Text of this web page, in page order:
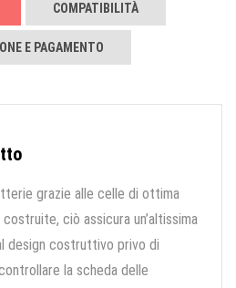
COMPATIBILITÀ
E PAGAMENTO
grazie alle celle di ottima
ciò assicura un’altissima
design costruttivo privo di
la scheda delle